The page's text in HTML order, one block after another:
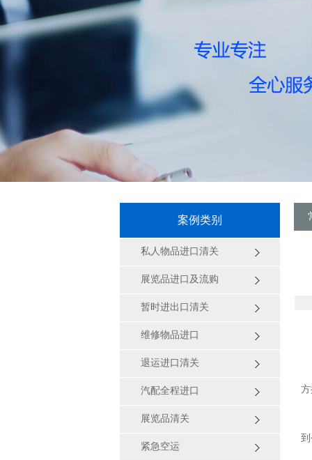
案例类别
私人物品进口清关
展览品进口及流购
暂时进出口清关
维修物品进口
退运进口清关
汽配全程进口
展览品清关
紧急空运